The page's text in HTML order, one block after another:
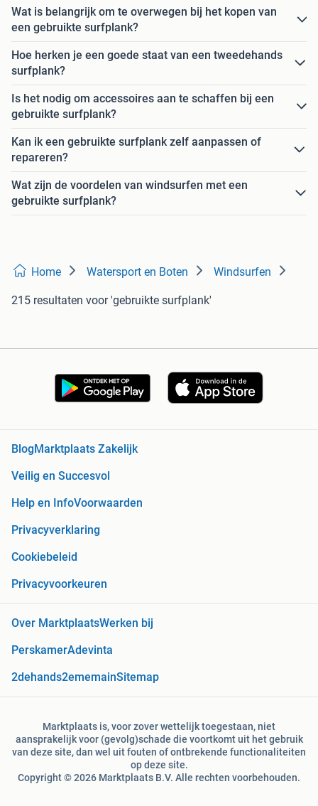
Wat is belangrijk om te overwegen bij het kopen van
een gebruikte surfplank?
Hoe herken je een goede staat van een tweedehands
surfplank?
Is het nodig om accessoires aan te schaffen bij een
gebruikte surfplank?
Kan ik een gebruikte surfplank zelf aanpassen of
repareren?
Wat zijn de voordelen van windsurfen met een
gebruikte surfplank?
Home Watersport en Boten Windsurfen
215 resultaten voor 'gebruikte surfplank'
BlogMarktplaats Zakelijk
Veilig en Succesvol
Help en InfoVoorwaarden
Privacyverklaring
Cookiebeleid
Privacyvoorkeuren
Over MarktplaatsWerken bij
PerskamerAdevinta
2dehands2ememainSitemap
Marktplaats is, voor zover wettelijk toegestaan, niet
aansprakelijk voor (gevolg)schade die voortkomt uit het gebruik
van deze site, dan wel uit fouten of ontbrekende functionaliteiten
op deze site.
Copyright © 2026 Marktplaats B.V. Alle rechten voorbehouden.